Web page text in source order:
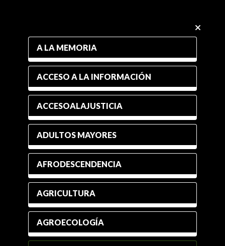
A LA MEMORIA
ACCESO A LA INFORMACIÓN
ACCESOALAJUSTICIA
ADULTOS MAYORES
AFRODESCENDENCIA
AGRICULTURA
AGROECOLOGÍA